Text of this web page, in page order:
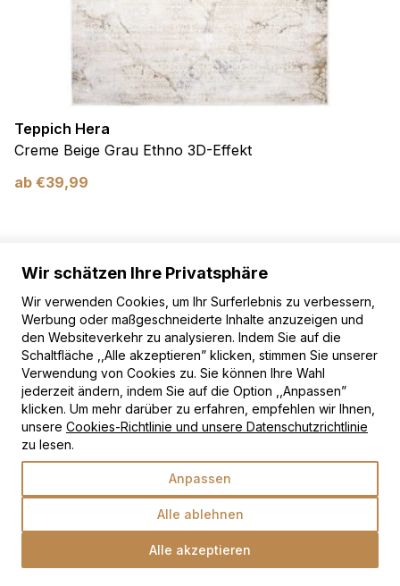
Teppich Hera
Creme Beige Grau Ethno 3D-Effekt
ab €39,99
Wir schätzen Ihre Privatsphäre
Wir verwenden Cookies, um Ihr Surferlebnis zu verbessern,
Werbung oder maßgeschneiderte Inhalte anzuzeigen und
den Websiteverkehr zu analysieren. Indem Sie auf die
Schaltfläche ,,Alle akzeptieren” klicken, stimmen Sie unserer
Verwendung von Cookies zu. Sie können Ihre Wahl
jederzeit ändern, indem Sie auf die Option ,,Anpassen”
klicken. Um mehr darüber zu erfahren, empfehlen wir Ihnen,
unsere Cookies-Richtlinie und unsere Datenschutzrichtlinie
zu lesen.
Anpassen
Alle ablehnen
Alle akzeptieren